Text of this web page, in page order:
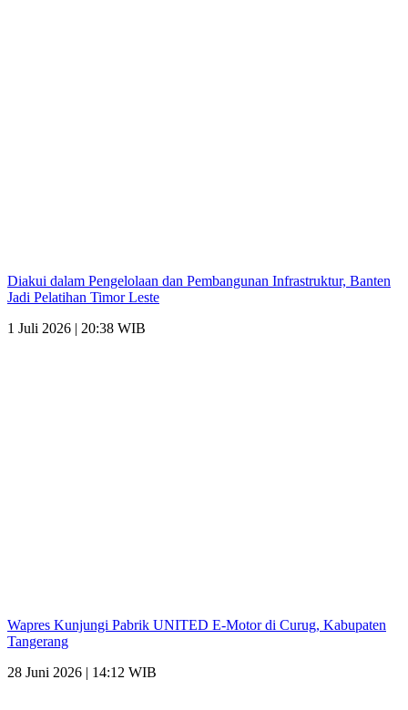
Diakui dalam Pengelolaan dan Pembangunan Infrastruktur, Banten
Jadi Pelatihan Timor Leste
1 Juli 2026 | 20:38 WIB
Wapres Kunjungi Pabrik UNITED E-Motor di Curug, Kabupaten
Tangerang
28 Juni 2026 | 14:12 WIB